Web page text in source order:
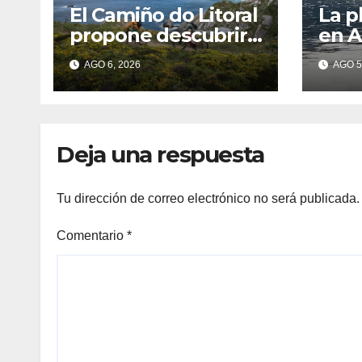
El Camiño do Litoral
propone descubrir
Galicia a pie a través
de más de 1.300
kilómetros
AGO 6, 2026
La
en
AGO
Deja una respuesta
Tu dirección de correo electrónico no será publicada.
Comentario *